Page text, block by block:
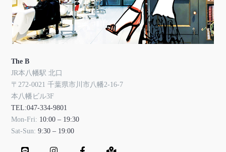
The B
JR本八幡駅 北口
〒272-0021 千葉県市川市八幡2-16-7
本八幡ビル3F
TEL:047-334-9801
Mon-Fri: 10:00 – 19:30
Sat-Sun:9:30 – 19:00